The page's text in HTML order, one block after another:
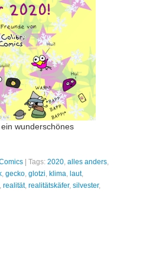
wunderschönes
Tags: 2020, alles anders,
, gecko, glotzi, klima, laut,
, realität, realitätskäfer, silvester,